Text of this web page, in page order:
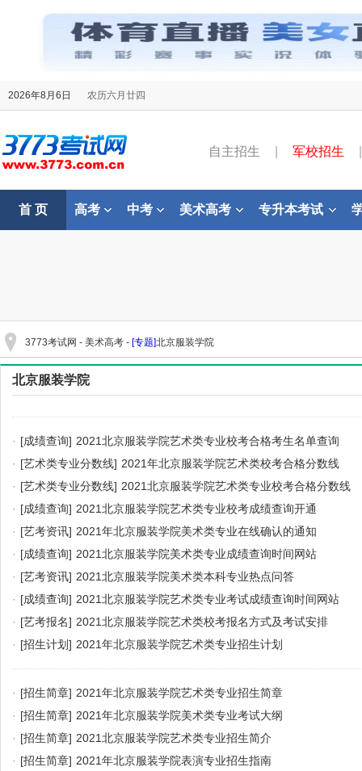
2026年8月6日 农历六月廿四
自主招生 军校招生
首 页 高考 中考 美术高考 专升本考试
3773考试网 - 美术高考 - [专题]北京服装学院
北京服装学院
· [成绩查询] 2021北京服装学院艺术类专业校考合格考生名单查询
· [艺术类专业分数线] 2021年北京服装学院艺术类校考合格分数线
· [艺术类专业分数线] 2021北京服装学院艺术类专业校考合格分数线
· [成绩查询] 2021北京服装学院艺术类专业校考成绩查询开通
· [艺考资讯] 2021年北京服装学院美术类专业在线确认的通知
· [成绩查询] 2021北京服装学院美术类专业成绩查询时间网站
· [艺考资讯] 2021北京服装学院美术类本科专业热点问答
· [成绩查询] 2021北京服装学院艺术类专业考试成绩查询时间网站
· [艺考报名] 2021北京服装学院艺术类校考报名方式及考试安排
· [招生计划] 2021年北京服装学院艺术类专业招生计划
· [招生简章] 2021年北京服装学院艺术类专业招生简章
· [招生简章] 2021年北京服装学院美术类专业考试大纲
· [招生简章] 2021北京服装学院艺术类专业招生简介
· [招生简章] 2021年北京服装学院表演专业招生指南